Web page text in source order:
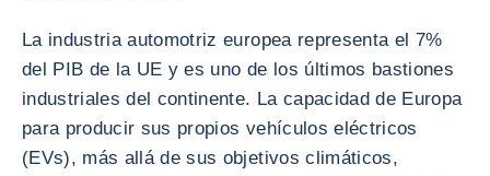
La industria automotriz europea representa el 7%
del PIB de la UE y es uno de los últimos bastiones
industriales del continente. La capacidad de Europa
para producir sus propios vehículos eléctricos
(EVs), más allá de sus objetivos climáticos,